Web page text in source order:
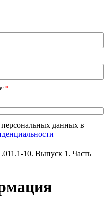
*
персональных данных в
10. Выпуск 1. Часть